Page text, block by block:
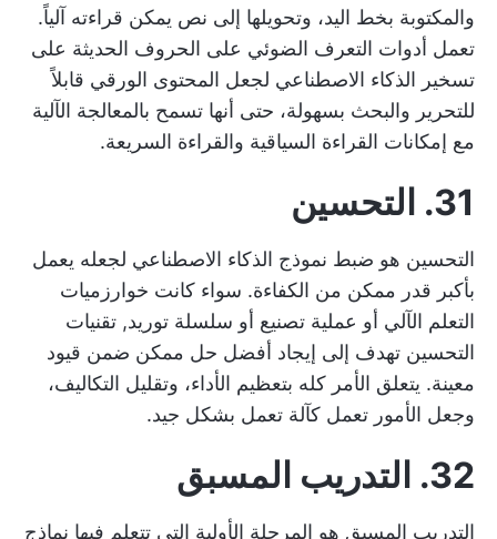
والمكتوبة بخط اليد، وتحويلها إلى نص يمكن قراءته آلياً.
تعمل أدوات التعرف الضوئي على الحروف الحديثة على
تسخير الذكاء الاصطناعي لجعل المحتوى الورقي قابلاً
للتحرير والبحث بسهولة، حتى أنها تسمح بالمعالجة الآلية
مع إمكانات القراءة السياقية والقراءة السريعة.
31. التحسين
التحسين هو ضبط نموذج الذكاء الاصطناعي لجعله يعمل
بأكبر قدر ممكن من الكفاءة. سواء كانت خوارزميات
التعلم الآلي أو عملية تصنيع أو سلسلة توريد, تقنيات
التحسين تهدف إلى إيجاد أفضل حل ممكن ضمن قيود
معينة. يتعلق الأمر كله بتعظيم الأداء، وتقليل التكاليف،
وجعل الأمور تعمل كآلة تعمل بشكل جيد.
32. التدريب المسبق
التدريب المسبق هو المرحلة الأولية التي تتعلم فيها نماذج